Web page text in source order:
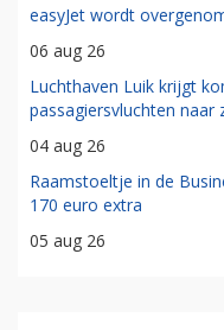
easyJet wordt
06 aug 26
Luchthaven Luik krijgt
passagiersvluchten naar
04 aug 26
Raamstoeltje in de
170 euro extra
05 aug 26